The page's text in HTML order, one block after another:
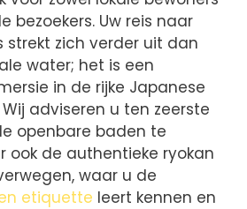
bezoekers. Uw reis naar
strekt zich verder uit dan
water; het is een
in de rijke Japanese
adviseren u ten zeerste
openbare baden te
ook de authentieke ryokan
waar u de
etiquette leert kennen en